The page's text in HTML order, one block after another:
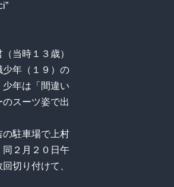
当時１３歳）
年（１９）の
年は「間違い
スーツ姿で出
駐車場で上村
２月２０日午
切り付けて、